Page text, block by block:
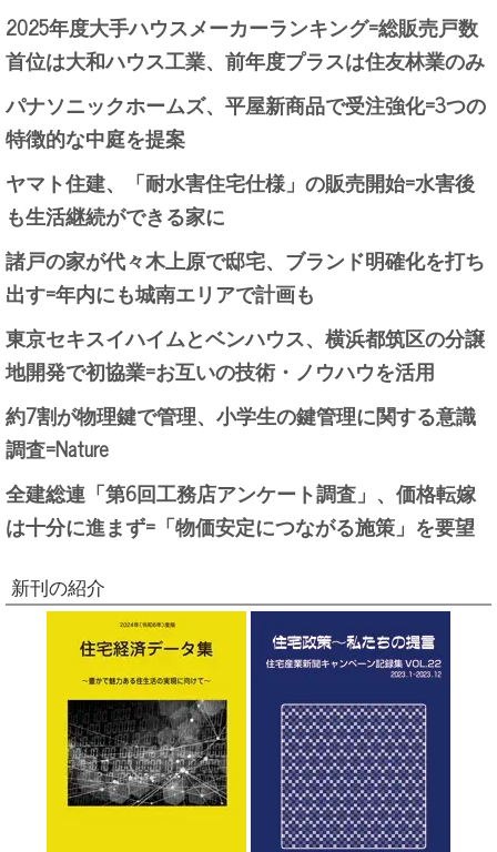
2025年度大手ハウスメーカーランキング=総販売戸数
首位は大和ハウス工業、前年度プラスは住友林業のみ
パナソニックホームズ、平屋新商品で受注強化=3つの
特徴的な中庭を提案
ヤマト住建、「耐水害住宅仕様」の販売開始=水害後
も生活継続ができる家に
諸戸の家が代々木上原で邸宅、ブランド明確化を打ち
出す=年内にも城南エリアで計画も
東京セキスイハイムとベンハウス、横浜都筑区の分譲
地開発で初協業=お互いの技術・ノウハウを活用
約7割が物理鍵で管理、小学生の鍵管理に関する意識
調査=Nature
全建総連「第6回工務店アンケート調査」、価格転嫁
は十分に進まず=「物価安定につながる施策」を要望
新刊の紹介